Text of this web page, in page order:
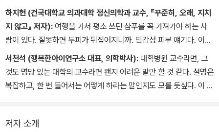
하지현 (건국대학교 의과대학 정신의학과 교수, 『꾸준히, 오래, 지치
지 않고』 저자): 여행을 가서 평소 쓰던 샴푸를 꼭 가져가야 하는 사
람이 있다. 잘못하면 두피가 뒤집어지니까. 민감성 피부 얘기다. 이런
특성은 대인관계, 감정, 신체를 감지하는 면에서도 나타나는데, 이를
‘매우 예민한 사람’이라 부른다. 저자는 예민해서 사는 게 힘든 사람들
을 오랫동안 진료하고 연구하며 쌓아온 경험을 이 책으로 단번에 대
이 책의 장점은 외국 연구나 사례가 아닌 저자가 한국인을 대상으로
서천석 (행복한아이연구소 대표, 의학박사): 대학병원 교수라면, 그
것도 명망 있는 대학의 교수라면 왠지 어려운 말만 할 것 같다. 설명은
복잡하고, 한 번 들어서는 어떻게 하라는 말인지도 모를 듯싶다. 이 책
꼭 나쁜 것만은 아니라며 먼저 위안을 건넨다. 그리고 당장 실천할 수
저자 소개